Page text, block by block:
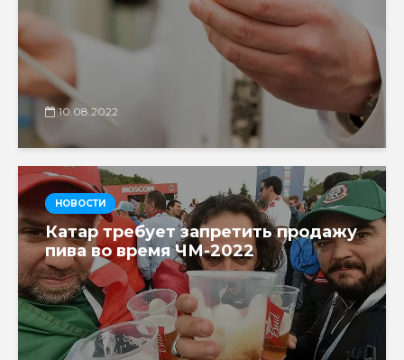
10.08.2022
НОВОСТИ
Катар требует запретить продажу
пива во время ЧМ-2022